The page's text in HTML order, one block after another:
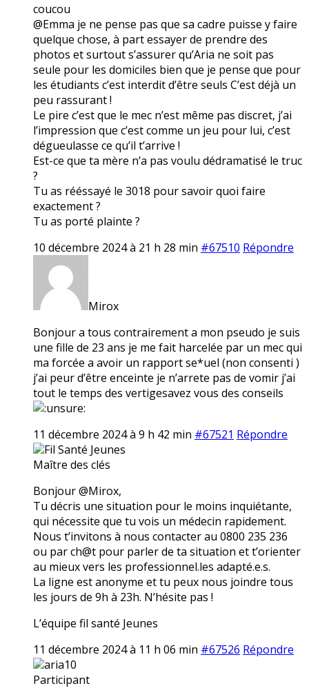
coucou
@Emma je ne pense pas que sa cadre puisse y faire
quelque chose, à part essayer de prendre des
photos et surtout s’assurer qu’Aria ne soit pas
seule pour les domiciles bien que je pense que pour
les étudiants c’est interdit d’être seuls C’est déjà un
peu rassurant !
Le pire c’est que le mec n’est même pas discret, j’ai
l’impression que c’est comme un jeu pour lui, c’est
dégueulasse ce qu’il t’arrive !
Est-ce que ta mère n’a pas voulu dédramatisé le truc
?
Tu as rééssayé le 3018 pour savoir quoi faire
exactement ?
Tu as porté plainte ?
10 décembre 2024 à 21 h 28 min #67510 Répondre
Mirox
Bonjour a tous contrairement a mon pseudo je suis
une fille de 23 ans je me fait harcelée par un mec qui
ma forcée a avoir un rapport se*uel (non consenti )
j’ai peur d’être enceinte je n’arrete pas de vomir j’ai
tout le temps des vertigesavez vous des conseils
11 décembre 2024 à 9 h 42 min #67521 Répondre
Fil Santé Jeunes
Maître des clés
Bonjour @Mirox,
Tu décris une situation pour le moins inquiétante,
qui nécessite que tu vois un médecin rapidement.
Nous t’invitons à nous contacter au 0800 235 236
ou par ch@t pour parler de ta situation et t’orienter
au mieux vers les professionnel.les adapté.e.s.
La ligne est anonyme et tu peux nous joindre tous
les jours de 9h à 23h. N’hésite pas !
L’équipe fil santé Jeunes
11 décembre 2024 à 11 h 06 min #67526 Répondre
aria10
Participant